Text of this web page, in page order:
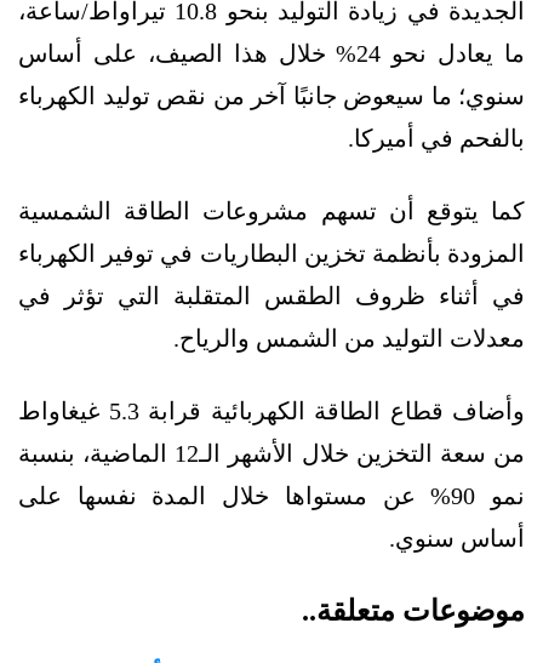
الجديدة في زيادة التوليد بنحو 10.8 تيراواط/ساعة،
ما يعادل نحو 24% خلال هذا الصيف، على أساس
سنوي؛ ما سيعوض جانبًا آخر من نقص توليد الكهرباء
بالفحم في أميركا.
كما يتوقع أن تسهم مشروعات الطاقة الشمسية
المزودة بأنظمة تخزين البطاريات في توفير الكهرباء
في أثناء ظروف الطقس المتقلبة التي تؤثر في
معدلات التوليد من الشمس والرياح.
وأضاف قطاع الطاقة الكهربائية قرابة 5.3 غيغاواط
من سعة التخزين خلال الأشهر الـ12 الماضية، بنسبة
نمو 90% عن مستواها خلال المدة نفسها على
أساس سنوي.
موضوعات متعلقة..